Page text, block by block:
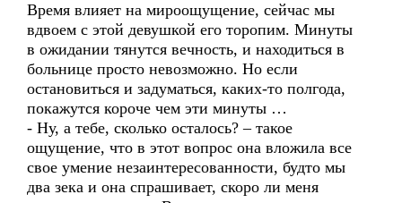
Время влияет на мироощущение, сейчас мы
вдвоем с этой девушкой его торопим. Минуты
в ожидании тянутся вечность, и находиться в
больнице просто невозможно. Но если
остановиться и задуматься, каких-то полгода,
покажутся короче чем эти минуты …
- Ну, а тебе, сколько осталось? – такое
ощущение, что в этот вопрос она вложила все
свое умение незаинтересованности, будто мы
два зека и она спрашивает, скоро ли меня